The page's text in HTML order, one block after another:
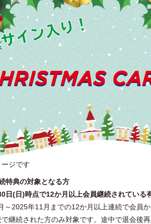
ジです
特典の対象となる方
日(日)時点で12か月以上会員継続されている
～2025年11月までの12か月以上連続で会員
継続された方のみ対象です。途中で退会後